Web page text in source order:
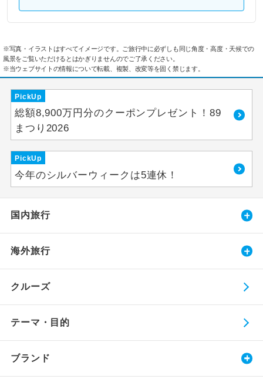
※写真・イラストはすべてイメージです。ご旅行中に必ずしも同じ角度・高度・天候での
風景をご覧いただけるとはかぎりませんのでご了承ください。
※当ウェブサイトの情報について転載、複製、改変等を固く禁じます。
PickUp
総額8,900万円分のクーポンプレゼント！89
まつり2026
PickUp
今年のシルバーウィークは5連休！
国内旅行
海外旅行
クルーズ
テーマ・目的
ブランド